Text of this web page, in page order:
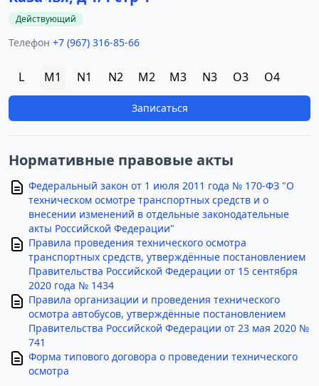
Действующий
Телефон +7 (967) 316-85-66
L M1 N1 N2 M2 M3 N3 O3 O4
Записаться
Нормативные правовые акты
Федеральный закон от 1 июля 2011 года № 170-ФЗ "О
техническом осмотре транспортных средств и о
внесении изменений в отдельные законодательные
акты Российской Федерации"
Правила проведения технического осмотра
транспортных средств, утверждённые постановлением
Правительства Российской Федерации от 15 сентября
2020 года № 1434
Правила организации и проведения технического
осмотра автобусов, утверждённые постановлением
Правительства Российской Федерации от 23 мая 2020 №
741
Форма типового договора о проведении технического
осмотра